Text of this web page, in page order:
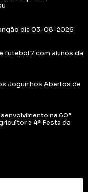
dia 03-08-2026
futebol 7 com alunos da
Joguinhos Abertos de
na 60ª
e 4ª Festa da